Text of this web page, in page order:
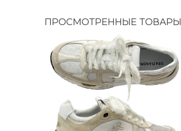
ПРОСМОТРЕННЫЕ ТОВАРЫ